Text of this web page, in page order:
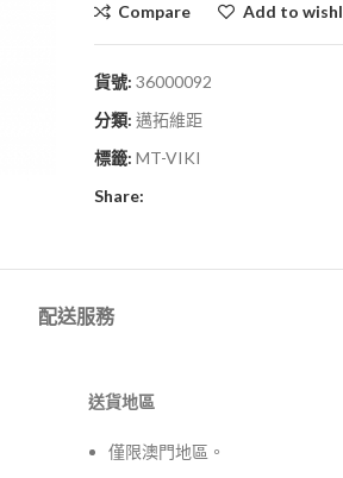
Compare Add to
貨號: 36000092
分類: 邁拓維距
標籤: MT-VIKI
Share:
配送服務
送貨地區
僅限澳門地區。